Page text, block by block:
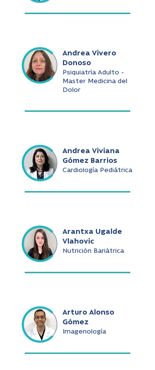
Andrea Vivero
Donoso
Psiquiatría Adulto -
Master Medicina del
Dolor
Andrea Viviana
Gómez Barrios
Cardiología Pediátrica
Arantxa Ugalde
Vlahovic
Nutrición Bariátrica
Arturo Alonso
Gómez
Imagenología